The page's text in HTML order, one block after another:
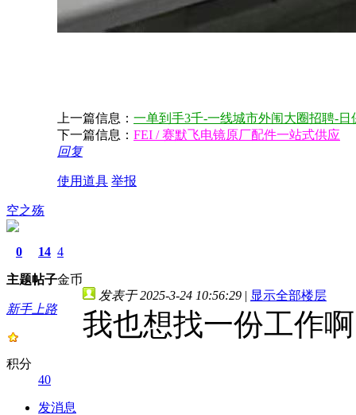
上一篇信息： 一单到手3千-一线城市外闱大圈招聘-
下一篇信息： FEI / 赛默飞电镜原厂配件一站式供应
回复
使用道具 举报
空之殇
0
主题
14
帖子
4
金币
新手上路
积分
40
发消息
发表于 2025-3-24 10:56:29 | 显示全部楼层
我也想找一份工作啊